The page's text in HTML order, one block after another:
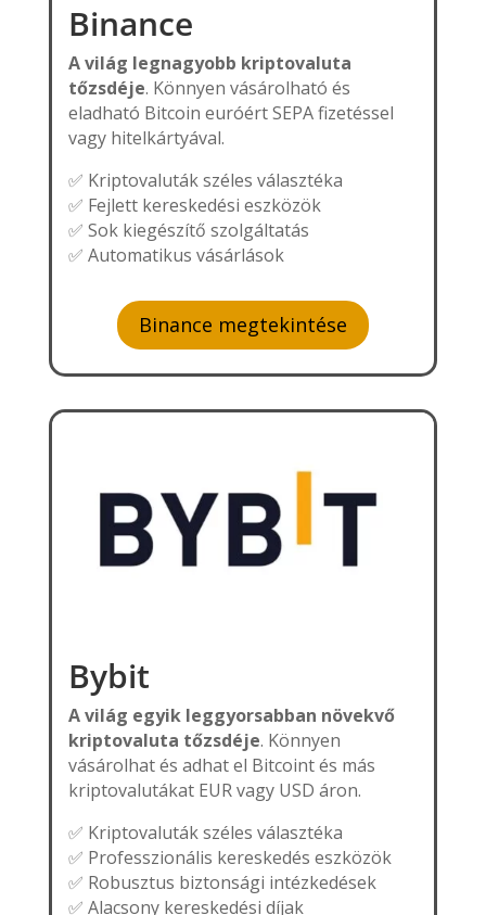
Binance
A világ legnagyobb kriptovaluta
tőzsdéje. Könnyen vásárolható és
eladható Bitcoin euróért SEPA fizetéssel
vagy hitelkártyával.
✅ Kriptovaluták széles választéka
✅ Fejlett kereskedési eszközök
✅ Sok kiegészítő szolgáltatás
✅ Automatikus vásárlások
Binance megtekintése
Bybit
A világ egyik leggyorsabban növekvő
kriptovaluta tőzsdéje. Könnyen
vásárolhat és adhat el Bitcoint és más
kriptovalutákat EUR vagy USD áron.
✅ Kriptovaluták széles választéka
✅ Professzionális kereskedés eszközök
✅ Robusztus biztonsági intézkedések
✅ Alacsony kereskedési díjak